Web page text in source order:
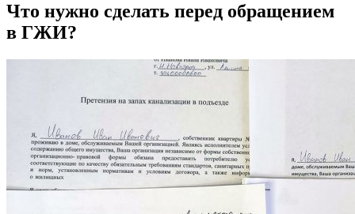
Что нужно сделать перед обращением
в ГЖИ?